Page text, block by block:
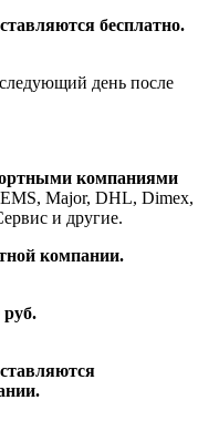
бесплатно.
день после
компаниями
Major, DHL, Dimex,
и другие.
компании.
руб.